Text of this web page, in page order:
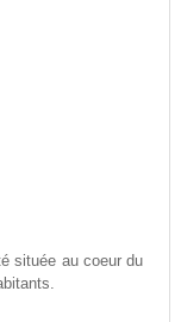
située au coeur du